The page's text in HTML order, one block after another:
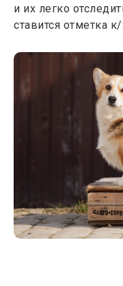
и их легко
ставится отметка к/